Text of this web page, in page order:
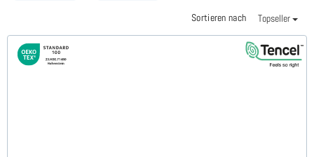
Sortieren nach Topseller